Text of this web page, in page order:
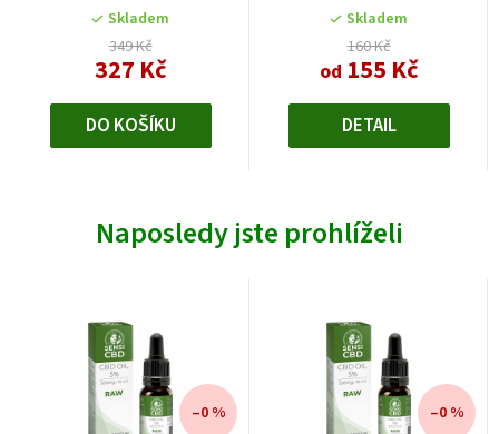
Skladem
349 Kč
327 Kč
DO KOŠÍKU
Skladem
160 Kč
od 155 Kč
DETAIL
Naposledy jste prohlíželi
–0 % –0 %